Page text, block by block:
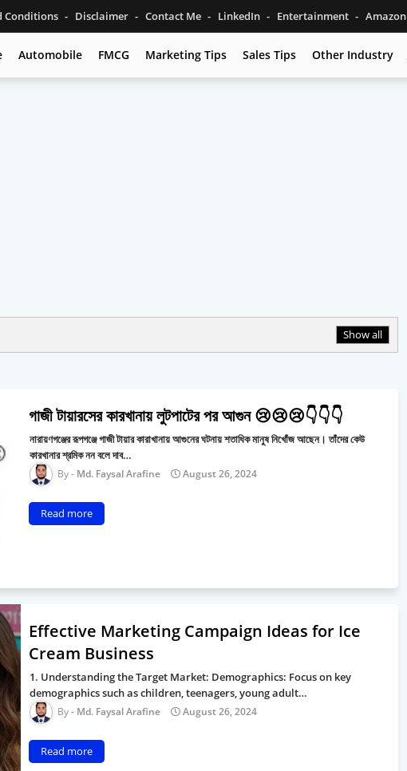
Conditions Disclaimer Contact Me LinkedIn Entertainment Amazon
Automobile FMCG Marketing Tips Sales Tips Other Industry
Show all
গাজী টায়ারসের কারখানায় লুটপাটের পর আগুন 😢😢😢👇👇👇
নারায়ণগঞ্জের রূপগঞ্জে গাজী টায়ার কারাখানায় আগুনের ঘটনায় শতাধিক মানুষ নিখোঁজ আছেন। তাঁদের কেউ
কারখানার শ্রমিক নন বলে দাব…
Md. Faysal Arafine August 26, 2024
Read more
Effective Marketing Campaign Ideas for Ice
Cream Business
1. Understanding the Target Market: Demographics: Focus on key
demographics such as children, teenagers, young adult…
Md. Faysal Arafine August 26, 2024
Read more